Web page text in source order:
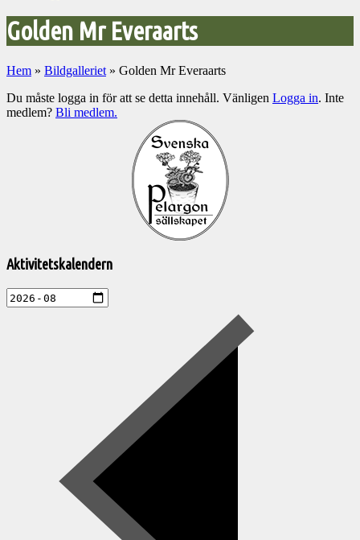
Golden Mr Everaarts
Hem » Bildgalleriet » Golden Mr Everaarts
Du måste logga in för att se detta innehåll. Vänligen Logga in. Inte
medlem? Bli medlem.
Pelargonsällskapets
Aktivitetskalendern